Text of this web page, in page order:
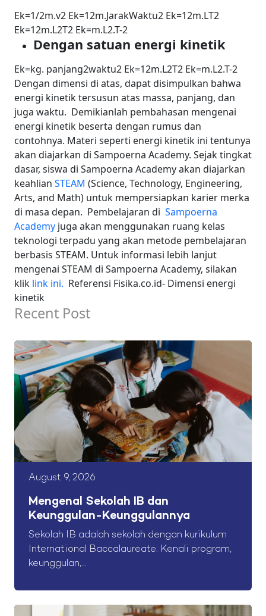
Ek=1/2m.v2 Ek=12m.JarakWaktu2 Ek=12m.LT2
Ek=12m.L2T2 Ek=m.L2.T-2
Dengan satuan energi kinetik
Ek=kg. panjang2waktu2 Ek=12m.L2T2 Ek=m.L2.T-2
Dengan dimensi di atas, dapat disimpulkan bahwa
energi kinetik tersusun atas massa, panjang, dan
juga waktu. Demikianlah pembahasan mengenai
energi kinetik beserta dengan rumus dan
contohnya. Materi seperti energi kinetik ini tentunya
akan diajarkan di Sampoerna Academy. Sejak tingkat
dasar, siswa di Sampoerna Academy akan diajarkan
keahlian STEAM (Science, Technology, Engineering,
Arts, and Math) untuk mempersiapkan karier merka
di masa depan. Pembelajaran di Sampoerna
Academy juga akan menggunakan ruang kelas
teknologi terpadu yang akan metode pembelajaran
berbasis STEAM. Untuk informasi lebih lanjut
mengenai STEAM di Sampoerna Academy, silakan
klik link ini. Referensi Fisika.co.id- Dimensi energi
kinetik
Recent Post
August 9, 2026
Mengenal Sekolah IB dan
Keunggulan-Keunggulannya
Sekolah IB adalah sekolah dengan kurikulum
International Baccalaureate. Kenali program,
keunggulan,...